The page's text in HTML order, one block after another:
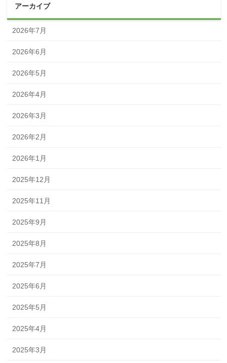
アーカイブ
2026年7月
2026年6月
2026年5月
2026年4月
2026年3月
2026年2月
2026年1月
2025年12月
2025年11月
2025年9月
2025年8月
2025年7月
2025年6月
2025年5月
2025年4月
2025年3月